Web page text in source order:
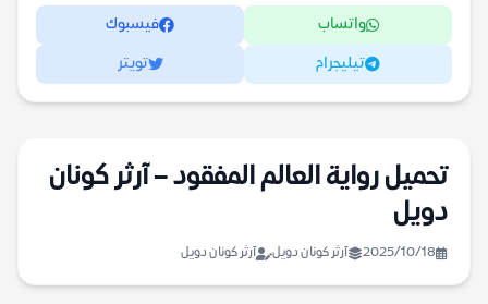
واتساب فيسبوك
تيليجرام تويتر
تحميل رواية العالم المفقود – آرثر كونان
دويل
2025/10/18 آرثر كونان دويل آرثر كونان دويل